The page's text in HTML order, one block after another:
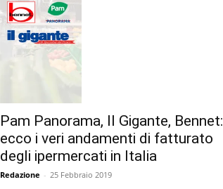
Pam Panorama, Il Gigante, Bennet:
ecco i veri andamenti di fatturato
degli ipermercati in Italia
Redazione - 25 Febbraio 2019